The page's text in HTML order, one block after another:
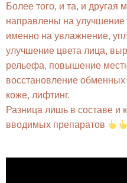
Более того, и та, и другая
направлены на улучшение
именно на увлажнение,
улучшение цвета лица,
рельефа, повышение
восстановление обменных
коже, лифтинг.
Разница лишь в составе и
вводимых препаратов